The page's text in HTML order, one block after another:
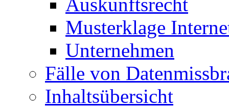
Musterklage
Unternehmen
Fälle von
Inhaltsübersicht